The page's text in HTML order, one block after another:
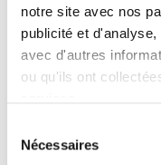
notre site avec nos
publicité et
avec d'autres
ou qu'ils ont
Nécessaires
proposons une
que nous
pouvez
adaptée aux